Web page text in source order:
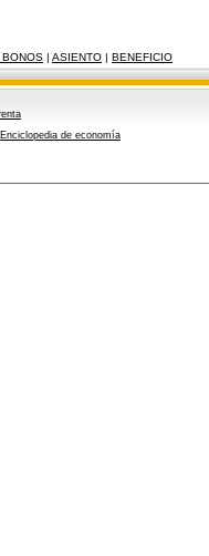
BONOS | ASIENTO | BENEFICIO
Enciclopedia de economía